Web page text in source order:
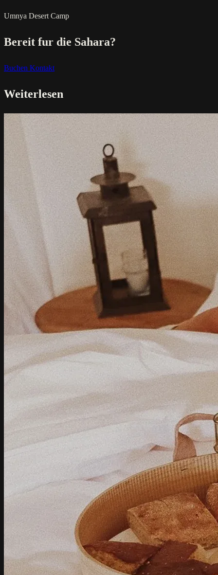
Umnya Desert Camp
Bereit fur die Sahara?
Buchen Kontakt
Weiterlesen